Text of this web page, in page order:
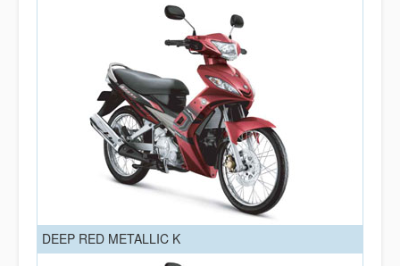
DEEP RED METALLIC K